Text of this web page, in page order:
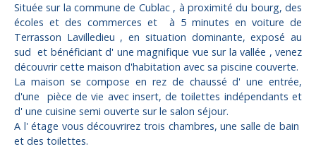
Située sur la commune de Cublac , à proximité du bourg, des
écoles et des commerces et à 5 minutes en voiture de
Terrasson Lavilledieu , en situation dominante, exposé au
sud et bénéficiant d' une magnifique vue sur la vallée , venez
découvrir cette maison d'habitation avec sa piscine couverte.
La maison se compose en rez de chaussé d' une entrée,
d'une pièce de vie avec insert, de toilettes indépendants et
d' une cuisine semi ouverte sur le salon séjour.
A l' étage vous découvrirez trois chambres, une salle de bain
et des toilettes.